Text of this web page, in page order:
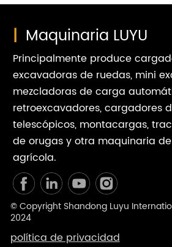
| Maquinaria LUYU
Principalmente produce
excavadoras de ruedas, mini
mezcladoras de carga
retroexcavadores, cargadores
telescópicos, montacargas,
de orugas y otra maquinaria
agrícola.
© Copyright Shandong Luyu
2024
política de privacidad